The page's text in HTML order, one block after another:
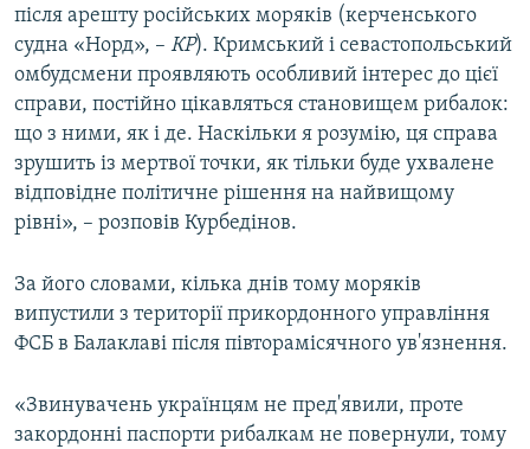
після арешту російських моряків (керченського
судна «Норд», – КР). Кримський і севастопольський
омбудсмени проявляють особливий інтерес до цієї
справи, постійно цікавляться становищем рибалок:
що з ними, як і де. Наскільки я розумію, ця справа
зрушить із мертвої точки, як тільки буде ухвалене
відповідне політичне рішення на найвищому
рівні», – розповів Курбедінов.
За його словами, кілька днів тому моряків
випустили з території прикордонного управління
ФСБ в Балаклаві після півторамісячного ув'язнення.
«Звинувачень українцям не пред'явили, проте
закордонні паспорти рибалкам не повернули, тому